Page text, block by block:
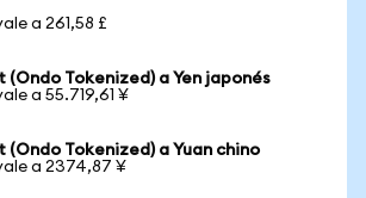
a 261,58 £
(Ondo Tokenized) a Yen japonés
a 55.719,61 ¥
(Ondo Tokenized) a Yuan chino
a 2374,87 ¥